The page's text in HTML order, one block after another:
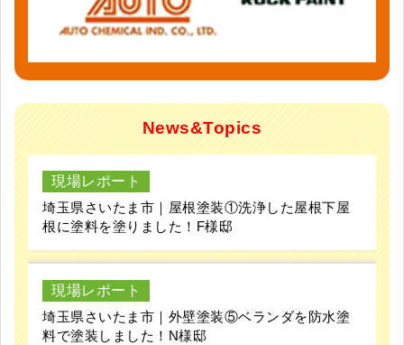
News&Topics
現場レポート
埼玉県さいたま市｜屋根塗装①洗浄した屋根下屋
根に塗料を塗りました！F様邸
現場レポート
埼玉県さいたま市｜外壁塗装⑤ベランダを防水塗
料で塗装しました！N様邸